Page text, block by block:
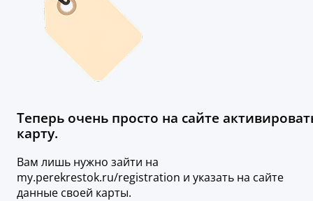
Теперь очень просто на сайте
карту.
Вам лишь нужно зайти на
my.perekrestok.ru/registration и указать на сайте
данные своей карты.